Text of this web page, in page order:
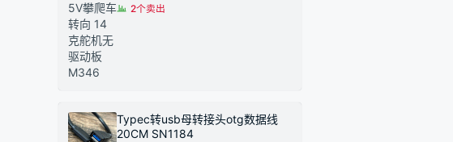
2个卖出
Typec转usb母转接头otg数据线
20CM SN1184